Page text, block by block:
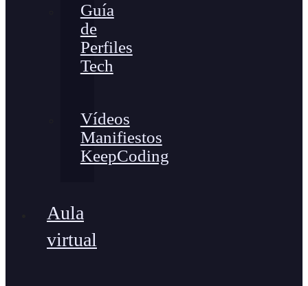
Guía
de
Perfiles
Tech
Vídeos
Manifiestos
KeepCoding
Aula
virtual